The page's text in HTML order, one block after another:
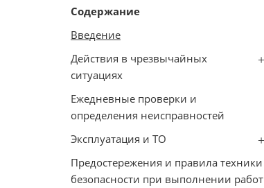
Содержание
Введение
Действия в чрезвычайных
ситуациях
Ежедневные проверки и
определения неисправностей
Эксплуатация и ТО
Предостережения и правила техники
безопасности при выполнении работ